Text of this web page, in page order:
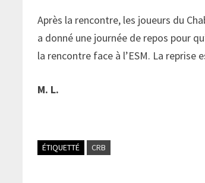
Après la rencontre, les joueurs du
a donné une journée de repos pour
la rencontre face à l’ESM. La
M. L.
ÉTIQUETTÉ CRB